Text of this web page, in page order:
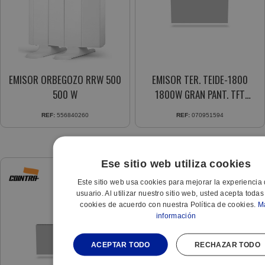
EMISOR ORBEGOZO RRW 500
500 W
REF: 556840260
EMISOR TER. TEIDE-1800
1800W GRAN PANT. TFT
PROGR. DIARIA/SEMANAL
REF: 070951594
Ese sitio web utiliza cookies
Este sitio web usa cookies para mejorar la experiencia
usuario. Al utilizar nuestro sitio web, usted acepta
cookies de acuerdo con nuestra Política de cookies.
información
ACEPTAR TODO RECHAZAR TODO